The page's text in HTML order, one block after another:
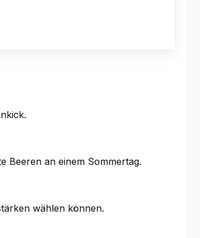
Beeren an einem Sommertag.
wählen können.